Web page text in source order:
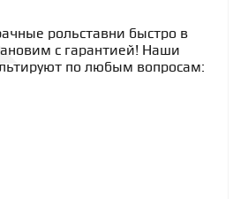
рольставни быстро в
с гарантией! Наши
по любым вопросам: